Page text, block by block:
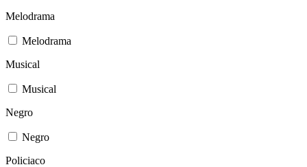
Melodrama
Melodrama
Musical
Musical
Negro
Negro
Policiaco